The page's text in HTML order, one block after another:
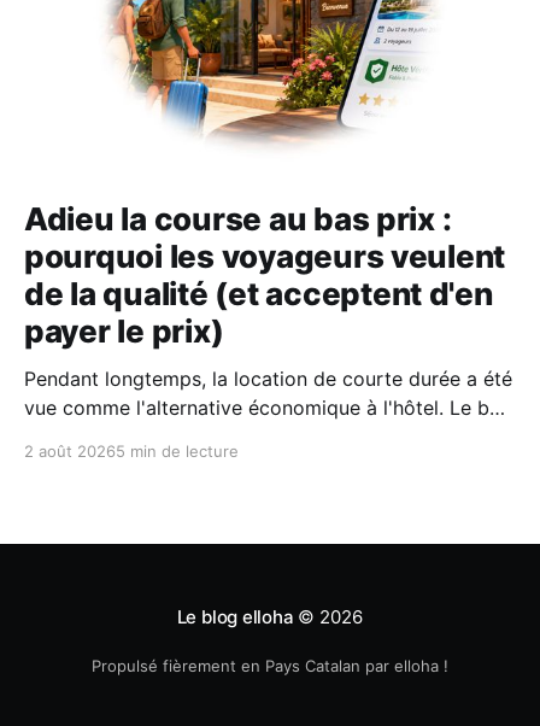
Adieu la course au bas prix :
pourquoi les voyageurs veulent
de la qualité (et acceptent d'en
payer le prix)
Pendant longtemps, la location de courte durée a été
vue comme l'alternative économique à l'hôtel. Le bon
pour économiser quelques billets. Aujourd'hui, selon
2 août 20265 min de lecture
Le blog elloha © 2026
Propulsé fièrement en Pays Catalan par elloha !